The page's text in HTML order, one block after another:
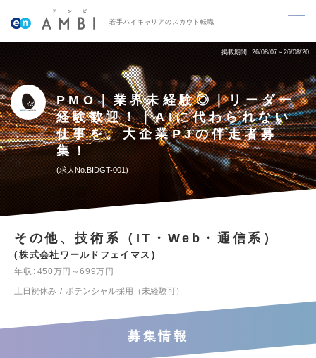
若手ハイキャリアのスカウト転職
掲載期間 26/08/07～26/08/20
PMO｜業界未経験◎｜リーダー
経験歓迎！｜AIに代わられない
仕事を。大企業PJの伴走者募
集！
求人No.BIDGT-001
その他、技術系（IT・Web・通信系）
株式会社ワールドフェイマス
年収
450万円～699万円
土日祝休み
ポテンシャル採用（未経験可）
募集情報